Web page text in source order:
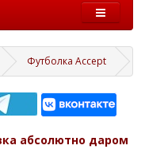
Футболка Accept
абсолютно даром